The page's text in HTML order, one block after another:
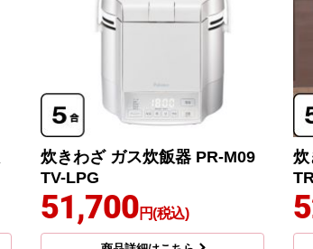
炊きわざ ガス炊飯器 PR-M09
TV-LPG
51,700円(税込)
炊